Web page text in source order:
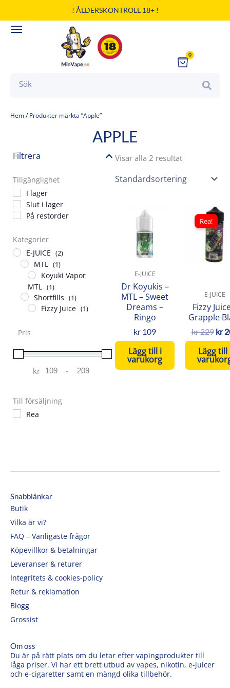
till
innehåll
! ÅLDERSKONTROLL 18+ !
0
Cart
Hem/ Produkter märkta ”Apple”
APPLE
Filtrera
Tillgänglighet
I lager
Slut i lager
På restorder
Kategorier
E-JUICE (2)
MTL (1)
Koyuki Vapor
MTL
(1)
Shortfills (1)
Fizzy Juice (1)
Pris
kr Minimum Price
-
Maximum Price
Till försäljning
Rea
Visar alla 2 resultat
E-JUICE
Dr Koyukis –
MTL – Sweet
Dreams –
Ringo
kr 109
Lägg till i
varukorg
Rea!
E-JUICE
Fizzy
Grapple
kr229
Det
var:
kr
kr
Lägg till
Snabblänkar
Butik
Vilka är vi?
FAQ – Vanligaste frågor
Köpevillkor & betalningar
Leveranser & returer
Integritets & cookies-policy
Retur & reklamation
Blogg
Grossist
Om oss
Du är på rätt plats om du letar efter vapingprodukter till
låga priser. Vi har ett brett utbud av vapes, nikotin, e-juicer
och e-cigaretter samt en mängd olika tillbehör.